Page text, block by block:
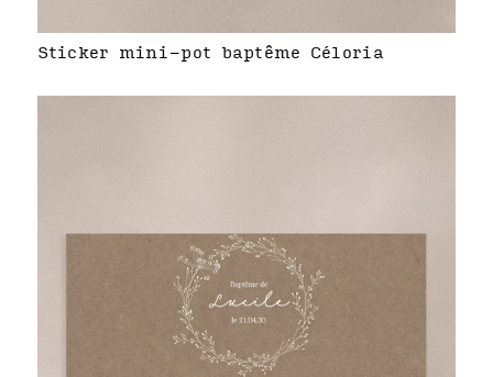
Sticker mini-pot baptême Céloria